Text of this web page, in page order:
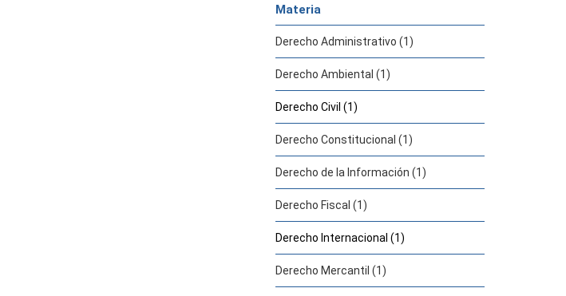
Materia
Derecho Administrativo (1)
Derecho Ambiental (1)
Derecho Civil (1)
Derecho Constitucional (1)
Derecho de la Información (1)
Derecho Fiscal (1)
Derecho Internacional (1)
Derecho Mercantil (1)